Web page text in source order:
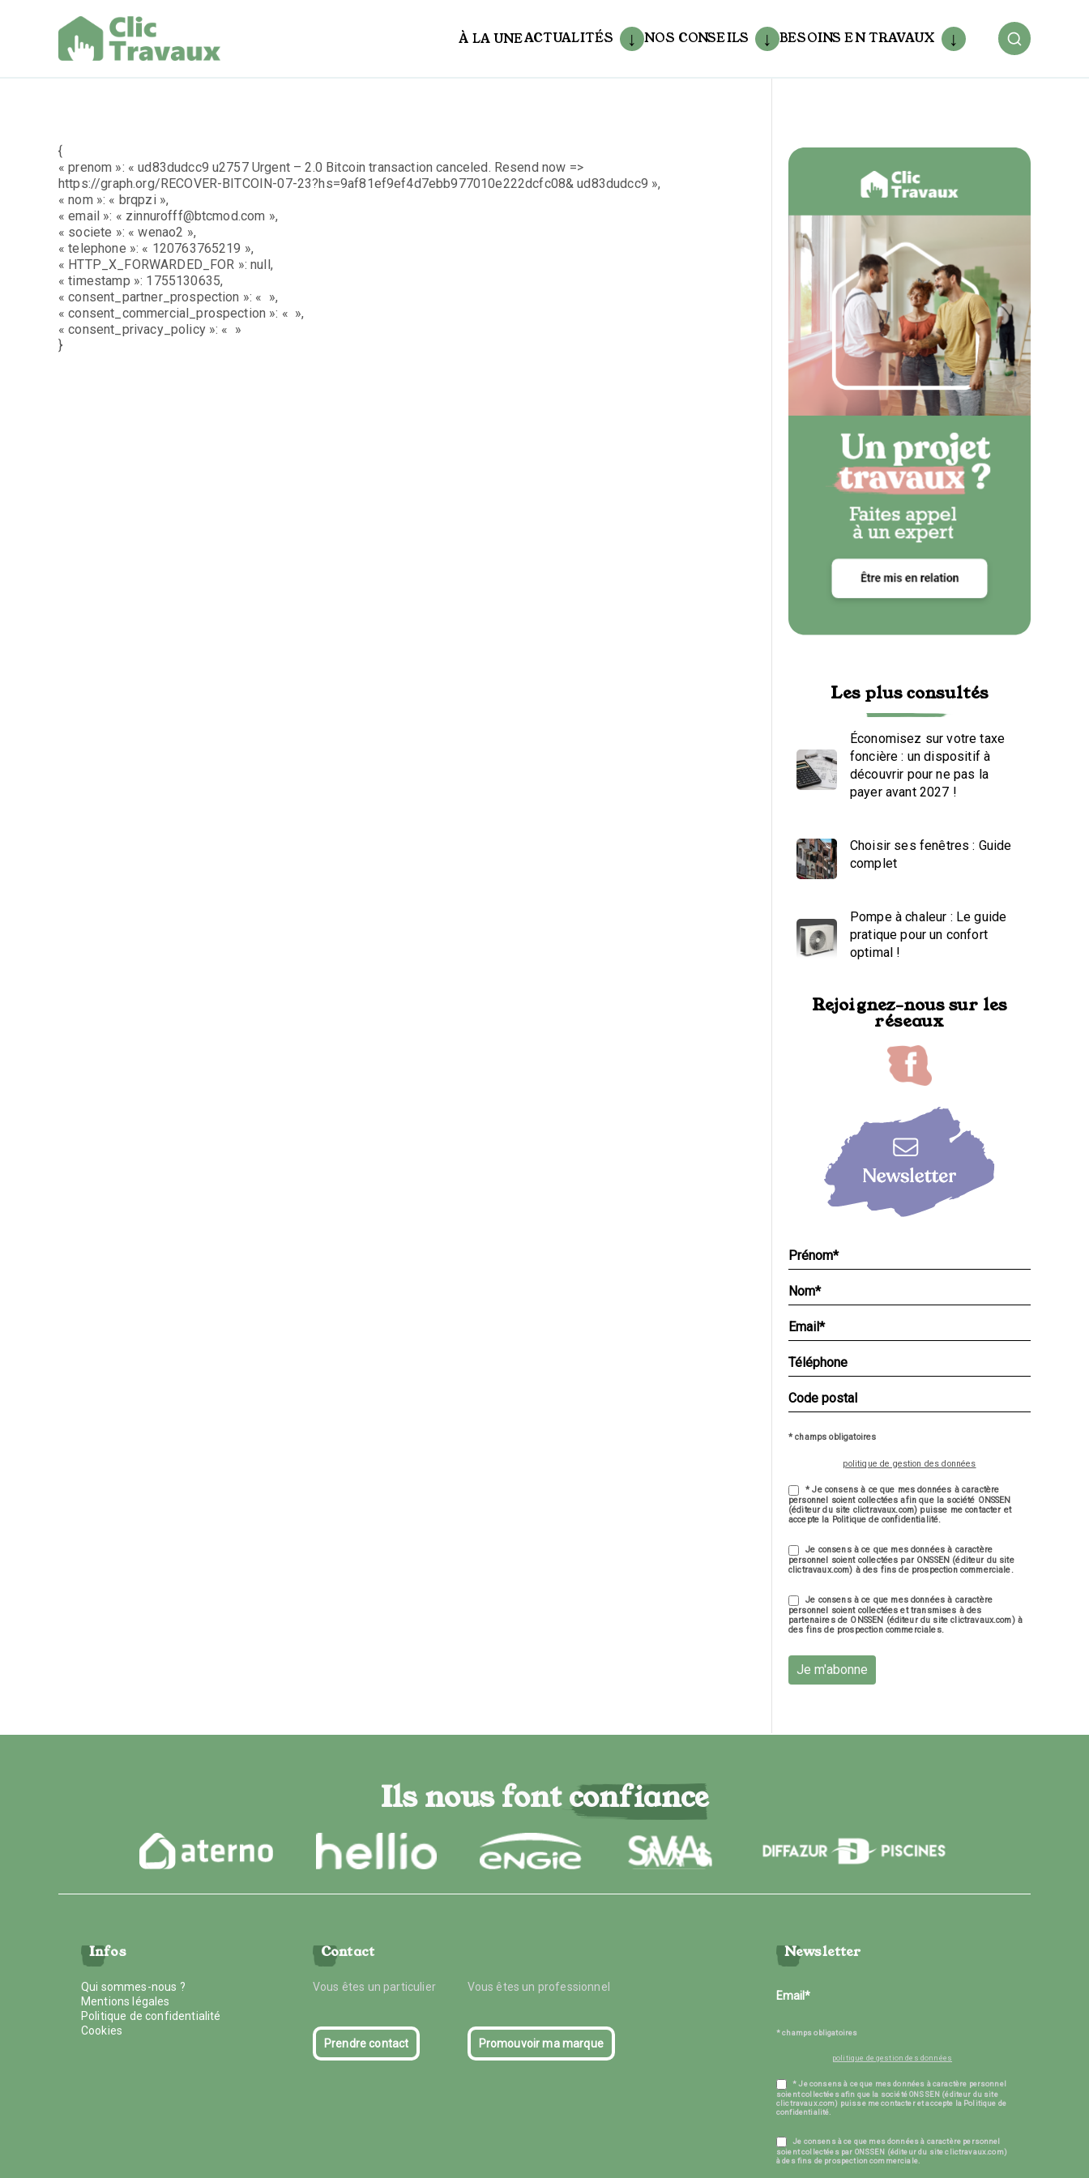
À LA UNEACTUALITÉS NOS CONSEILS BESOINS EN TRAVAUX
{
« prenom »: « ud83dudcc9 u2757 Urgent – 2.0 Bitcoin transaction canceled. Resend now =>
https://graph.org/RECOVER-BITCOIN-07-23?hs=9af81ef9ef4d7ebb977010e222dcfc08& ud83dudcc9 »,
« nom »: « brqpzi »,
« email »: « zinnurofff@btcmod.com »,
« societe »: « wenao2 »,
« telephone »: « 120763765219 »,
« HTTP_X_FORWARDED_FOR »: null,
« timestamp »: 1755130635,
« consent_partner_prospection »: « »,
« consent_commercial_prospection »: « »,
« consent_privacy_policy »: « »
}
Les plus consultés
Économisez sur votre taxe
foncière : un dispositif à
découvrir pour ne pas la
payer avant 2027 !
Choisir ses fenêtres : Guide
complet
Pompe à chaleur : Le guide
pratique pour un confort
optimal !
Rejoignez-nous sur les
réseaux
* champs obligatoires
politique de gestion des données
* Je consens à ce que mes données à caractère
personnel soient collectées afin que la société ONSSEN
(éditeur du site clictravaux.com) puisse me contacter et
accepte la Politique de confidentialité.
Je consens à ce que mes données à caractère
personnel soient collectées par ONSSEN (éditeur du site
clictravaux.com) à des fins de prospection commerciale.
Je consens à ce que mes données à caractère
personnel soient collectées et transmises à des
partenaires de ONSSEN (éditeur du site clictravaux.com) à
des fins de prospection commerciales.
Je m'abonne
Ils nous font confiance
Infos
Qui sommes-nous ?
Mentions légales
Politique de confidentialité
Cookies
Contact
Vous êtes un particulier Vous êtes un professionnel
Prendre contact Promouvoir ma marque
Newsletter
* champs obligatoires
politique de gestion des données
* Je consens à ce que mes données à caractère personnel
soient collectées afin que la société ONSSEN (éditeur du site
clictravaux.com) puisse me contacter et accepte la Politique de
confidentialité.
Je consens à ce que mes données à caractère personnel
soient collectées par ONSSEN (éditeur du site clictravaux.com)
à des fins de prospection commerciale.